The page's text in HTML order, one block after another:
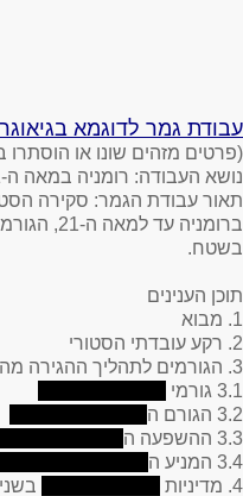
עבודת גמר לדוגמא
(פרטים מזהים שונו או הוסתרו
נושא העבודה: רומניה במאה ה-21 ומגמת ההגירה מהכפר לעיר
תאור עבודת הגמר: סקירה
ברומניה
בשטח.
תוכן הענינים
1. מבוא
2. רקע עובדתי הסטורי
3. הגורמים לתהליך ההגירה מהכפר לעיר
3.1 גורמי
3.2 הגורם ה
3.3 ההשפעה ה
3.4 המניע ה
4. מדיניות